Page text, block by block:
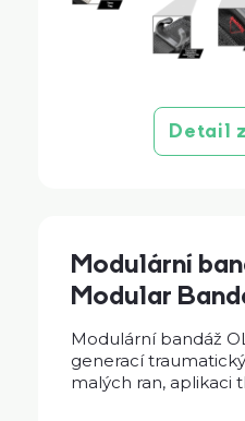
Detail
Modulární
Modular
Modulární bandáž
generací
malých ran, aplikaci